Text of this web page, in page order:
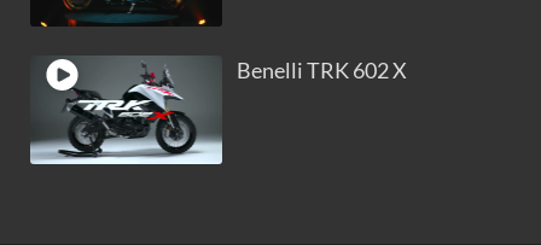
Benelli TRK 602 X